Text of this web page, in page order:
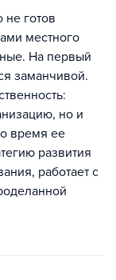
не готов
местного
На первый
заманчивой.
но и
время ее
развития
работает с